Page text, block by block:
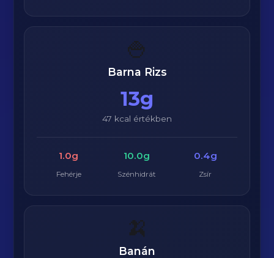
🍚
Barna Rizs
13g
47 kcal értékben
1.0g
Fehérje
10.0g
Szénhidrát
0.4g
Zsír
🍌
Banán